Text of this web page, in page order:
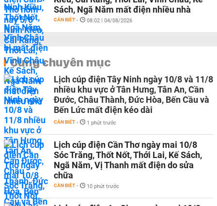
Sách, Ngã Năm mất điện nhiều nhà
CẦN BIẾT - 08:02 | 04/08/2026
Cùng chuyên mục
Lịch cúp điện Tây Ninh ngày 10/8 và 11/8
nhiều khu vực ở Tân Hưng, Tân An, Cần
Đước, Châu Thành, Đức Hòa, Bến Cầu và
Bến Lức mất điện kéo dài
CẦN BIẾT - 1 phút trước
Lịch cúp điện Cần Thơ ngày mai 10/8
Sóc Trăng, Thốt Nốt, Thới Lai, Kế Sách,
Ngã Năm, Vị Thanh mất điện do sửa
chữa
CẦN BIẾT - 10 phút trước